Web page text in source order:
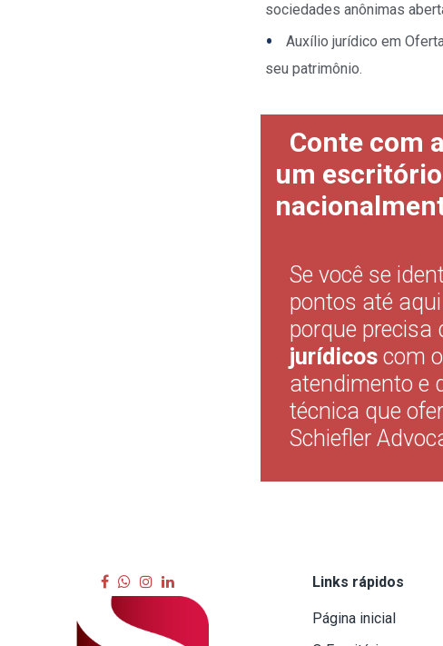
sociedades anônimas
Auxílio jurídico em
seu patrimônio.
Conte com
um
Se você se
pontos até
porque precisa
jurídicos com
atendimento e
técnica que
Schiefler
Links rápidos
Página inicial